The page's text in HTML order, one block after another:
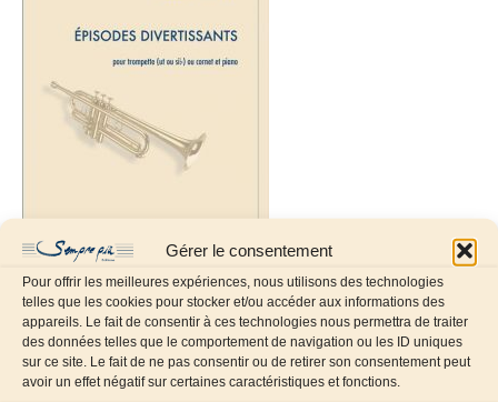
Gérer le consentement
Pour offrir les meilleures expériences, nous utilisons des technologies
telles que les cookies pour stocker et/ou accéder aux informations des
appareils. Le fait de consentir à ces technologies nous permettra de traiter
des données telles que le comportement de navigation ou les ID uniques
sur ce site. Le fait de ne pas consentir ou de retirer son consentement peut
avoir un effet négatif sur certaines caractéristiques et fonctions.
Laissez un commentaire